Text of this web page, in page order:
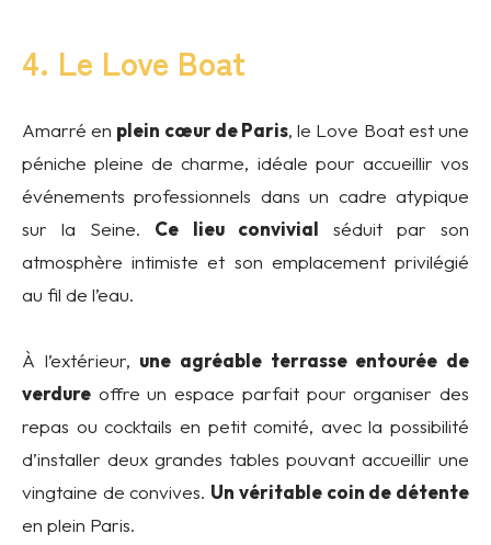
4. Le Love Boat
Amarré en plein cœur de Paris, le Love Boat est une
péniche pleine de charme, idéale pour accueillir vos
événements professionnels dans un cadre atypique
sur la Seine. Ce lieu convivial séduit par son
atmosphère intimiste et son emplacement privilégié
au fil de l’eau.
À l’extérieur, une agréable terrasse entourée de
verdure offre un espace parfait pour organiser des
repas ou cocktails en petit comité, avec la possibilité
d’installer deux grandes tables pouvant accueillir une
vingtaine de convives. Un véritable coin de détente
en plein Paris.